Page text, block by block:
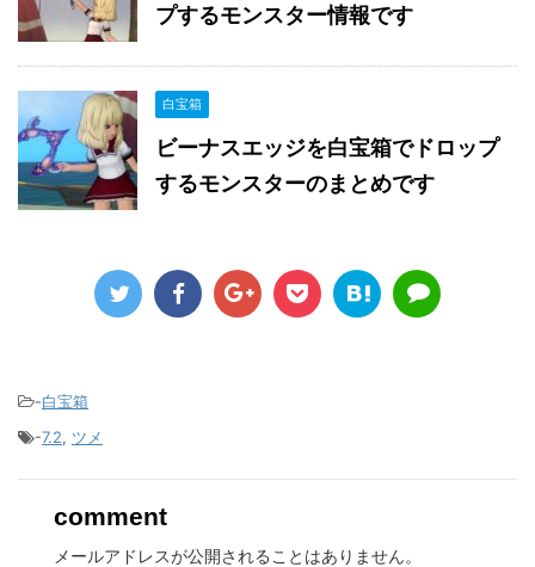
プするモンスター情報です
白宝箱
ビーナスエッジを白宝箱でドロップ
するモンスターのまとめです
-白宝箱
-7.2, ツメ
comment
メールアドレスが公開されることはありません。